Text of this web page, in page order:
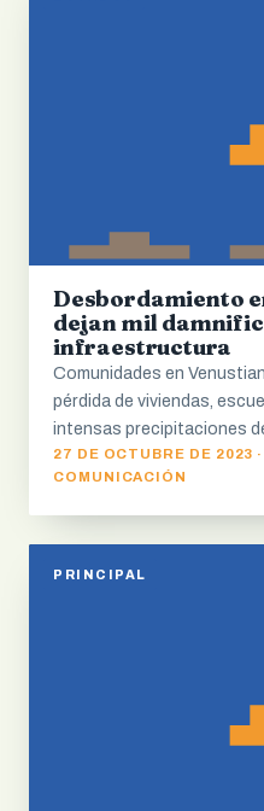
Desbordamiento
dejan mil
infraestructura
Comunidades en
pérdida de viviendas,
intensas precipitaciones
27 DE OCTUBRE DE 2023
COMUNICACIÓN
PRINCIPAL